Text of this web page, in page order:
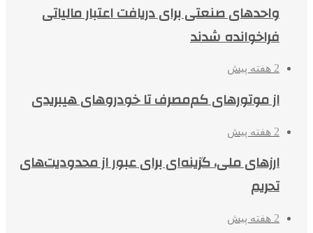
واحدهای صنعتی برای دریافت اعتبار مالیاتی
فراخوانده شدند
2 هفته پیش
از موتورهای کم‌مصرف تا خودروهای هیبریدی
2 هفته پیش
ارزهای ملی، گزینه‌ای برای عبور از محدودیت‌های
تحریم
2 هفته پیش